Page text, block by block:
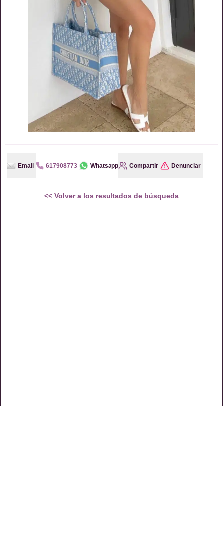
Email 617908773 Whatsapp Compartir Denunciar
<< Volver a los resultados de búsqueda